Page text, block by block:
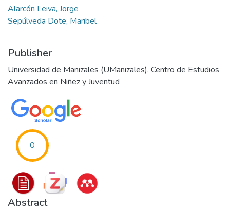
Alarcón Leiva, Jorge
Sepúlveda Dote, Maribel
Publisher
Universidad de Manizales (UManizales), Centro de Estudios
Avanzados en Niñez y Juventud
0
Abstract